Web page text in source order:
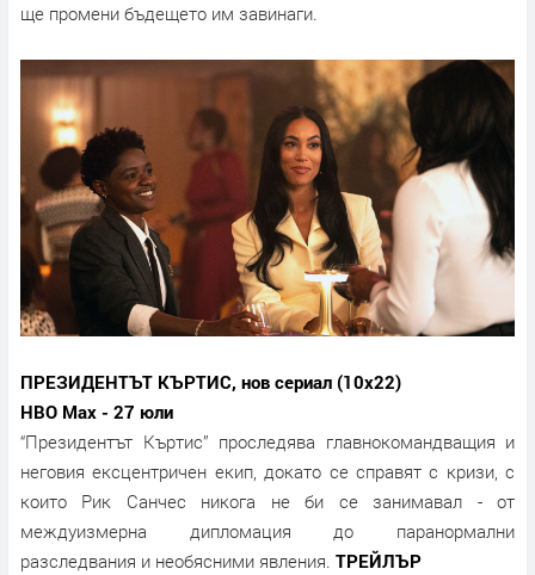
ще промени бъдещето им завинаги.
ПРЕЗИДЕНТЪТ КЪРТИС, нов сериал (10х22)
HBO Max - 27 юли
“Президентът Къртис” проследява главнокомандващия и
неговия ексцентричен екип, докато се справят с кризи, с
които Рик Санчес никога не би се занимавал - от
междуизмерна дипломация до паранормални
разследвания и необясними явления. ТРЕЙЛЪР